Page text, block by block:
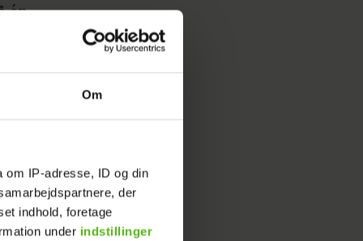
Om
om IP-adresse, ID og din
der
indhold, foretage
under indstillinger
én
Der